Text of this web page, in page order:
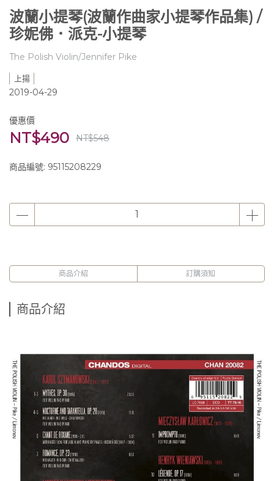
波蘭小提琴(波蘭作曲家小提琴作品集) /
珍妮佛．派克-小提琴
The Polish Violin/Jennifer Pike
上揚
2019-04-29
優惠價
NT$490 NT$548
商品編號: 95115208229
商品介紹 訂購須知
商品介紹